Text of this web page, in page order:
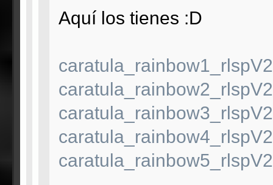
Aquí los tienes :D